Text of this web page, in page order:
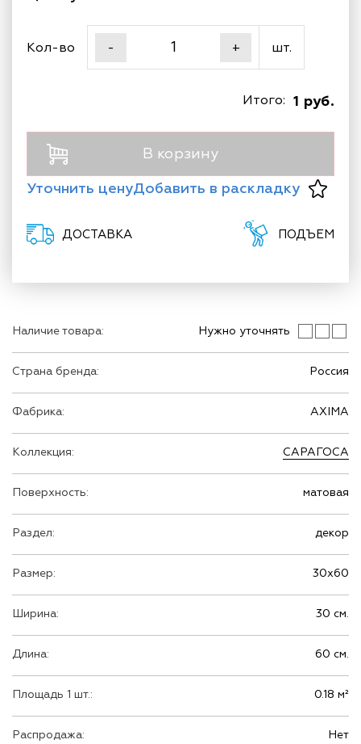
Наличие товара: Нужно уточнять
Страна бренда: Россия
Фабрика: AXIMA
Коллекция: САРАГОСА
Поверхность: матовая
Раздел: декор
Размер: 30х60
Ширина: 30 см.
Длина: 60 см.
Площадь 1 шт.: 0.18 м²
Распродажа: Нет
Кол-во - + шт.
1 руб.
Итого:
В корзину
Уточнить ценуДобавить в раскладку
ДОСТАВКА ПОДЪЕМ